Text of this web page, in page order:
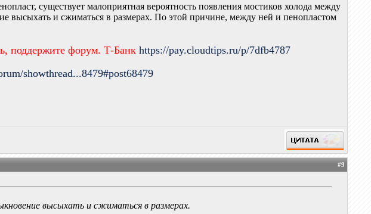
существует малоприятная вероятность появления мостиков холода между
высыхать и сжиматься в размерах. По этой причине, между ней и пенопластом
поддержите форум. Т-Банкhttps://pay.cloudtips.ru/p/7dfb4787
showthread...8479#post68479
#9
высыхать и сжиматься в размерах.